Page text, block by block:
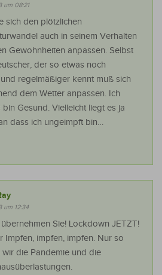
um 08:21
sich den plötzlichen
auch in seinem Verhalten
Gewohnheiten anpassen. Selbst
der so etwas noch
regelmäßiger kennt muß sich
dem Wetter anpassen. Ich
bin Gesund. Vielleicht liegt es ja
dass ich ungeimpft bin…
um 12:34
Sie! Lockdown JETZT!
Impfen, impfen, impfen. Nur so
wir die Pandemie und die